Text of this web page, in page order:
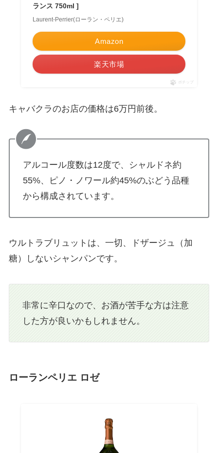
ランス 750ml ]
Laurent-Perrier(ローラン・ペリエ)
Amazon
楽天市場
ポチップ
キャバクラのお店の価格は6万円前後。
アルコール度数は12度で、シャルドネ約
55%、ピノ・ノワール約45%のぶどう品種
から構成されています。
ウルトラブリュットは、一切、ドザージュ（加
糖）しないシャンパンです。
非常に辛口なので、お酒が苦手な方は注意
した方が良いかもしれません。
ローランペリエ ロゼ